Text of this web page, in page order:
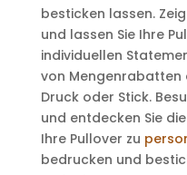
besticken lassen.
und lassen Sie Ihre
individuellen
von Mengenrabatten
Druck oder Stick.
und entdecken Sie
Ihre Pullover zu
bedrucken und